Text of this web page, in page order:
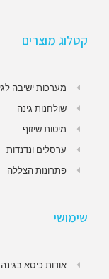
קטלוג מוצרים
מערכות ישיבה
שולחנות גינה
מיטות שיזוף
ערסלים ונדנדות
פתרונות הצללה
שימושי
אודות כיסא בגינה